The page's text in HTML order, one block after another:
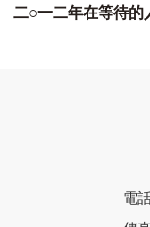
二○一二年在等待的
電